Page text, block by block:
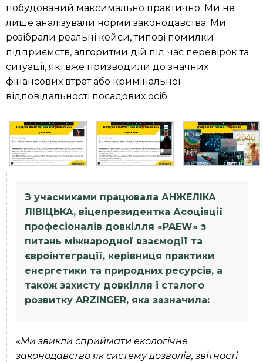
побудований максимально практично. Ми не
лише аналізували норми законодавства. Ми
розібрали реальні кейси, типові помилки
підприємств, алгоритми дій під час перевірок та
ситуації, які вже призводили до значних
фінансових втрат або кримінальної
відповідальності посадових осіб.
З учасниками працювала АНЖЕЛІКА
ЛІВІЦЬКА, віцепрезидентка Асоціації
професіоналів довкілля «PAEW» з
питань міжнародної взаємодії та
євроінтеграції, керівниця практики
енергетики та природних ресурсів, а
також захисту довкілля і сталого
розвитку ARZINGER, яка зазначила:
«Ми звикли сприймати екологічне
законодавство як систему дозволів, звітності